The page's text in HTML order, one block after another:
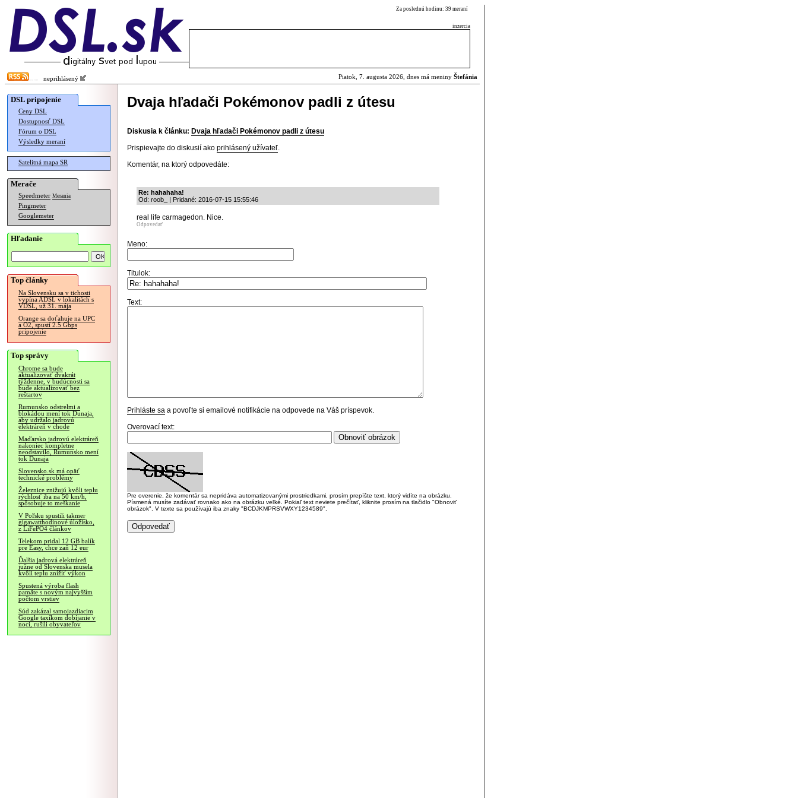
Za poslednú hodinu: 39 meraní
inzercia
neprihlásený Piatok, 7. augusta 2026, dnes má meniny Štefánia
DSL pripojenie
Ceny DSL
Dostupnosť DSL
Fórum o DSL
Výsledky meraní
Satelitná mapa SR
Merače
Speedmeter Merania
Pingmeter
Googlemeter
Hľadanie
Top články
Na Slovensku sa v tichosti
vypína ADSL v lokalitách s
VDSL, už 31. mája
Orange sa doťahuje na UPC
a O2, spustí 2.5 Gbps
pripojenie
Top správy
Chrome sa bude
aktualizovať dvakrát
týždenne, v budúcnosti sa
bude aktualizovať bez
reštartov
Rumunsko odstrelmi a
blokádou mení tok Dunaja,
aby udržalo jadrovú
elektráreň v chode
Maďarsko jadrovú elektráreň
nakoniec kompletne
neodstavilo, Rumunsko mení
tok Dunaja
Slovensko.sk má opäť
technické problémy
Železnice znižujú kvôli teplu
rýchlosť iba na 50 km/h,
spôsobuje to meškanie
V Poľsku spustili takmer
gigawatthodinové úložisko,
z LiFePO4 článkov
Telekom pridal 12 GB balík
pre Easy, chce zaň 12 eur
Ďalšia jadrová elektráreň
južne od Slovenska musela
kvôli teplu znížiť výkon
Spustená výroba flash
pamäte s novým najvyšším
počtom vrstiev
Súd zakázal samojazdiacim
Google taxíkom dobíjanie v
noci, rušili obyvateľov
Dvaja hľadači Pokémonov padli z útesu
Diskusia k článku: Dvaja hľadači Pokémonov padli z útesu
Prispievajte do diskusií ako prihlásený užívateľ.
Komentár, na ktorý odpovedáte:
Re: hahahaha!
Od: roob_ | Pridané: 2016-07-15 15:55:46
real life carmagedon. Nice.
Odpovedať
Meno:
Titulok:
Text:
Prihláste sa a povoľte si emailové notifikácie na odpovede na Váš príspevok.
Overovací text:
Pre overenie, že komentár sa nepridáva automatizovanými prostriedkami, prosím prepíšte text, ktorý vidíte na obrázku.
Písmená musíte zadávať rovnako ako na obrázku veľké. Pokiaľ text neviete prečítať, kliknite prosím na tlačidlo "Obnoviť
obrázok". V texte sa používajú iba znaky "BCDJKMPRSVWXY1234589".